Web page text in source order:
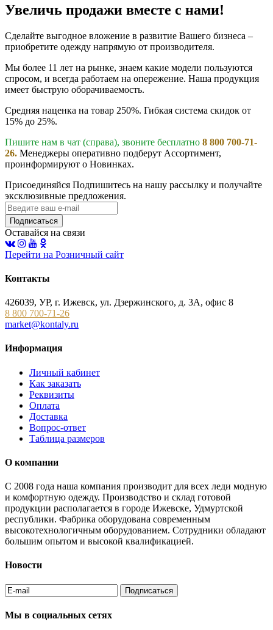
Увеличь продажи вместе с нами!
Сделайте выгодное вложение в развитие Вашего бизнеса –
приобретите одежду напрямую от производителя.
Мы более 11 лет на рынке, знаем какие модели пользуются
спросом, и всегда работаем на опережение. Наша продукция
имеет быструю оборачиваемость.
Средняя наценка на товар 250%. Гибкая система скидок от
15% до 25%.
Пишите нам в чат (справа), звоните бесплатно 8 800 700-71-
26. Менеджеры оперативно подберут Ассортимент,
проинформируют о Новинках.
Присоединяйся Подпишитесь на нашу рассылку и получайте
эксклюзивные предложения.
Подписаться
Оставайся на связи
Перейти на Розничный сайт
Контакты
426039, УР, г. Ижевск, ул. Дзержинского, д. 3А, офис 8
8 800 700-71-26
market@kontaly.ru
Информация
Личный кабинет
Как заказать
Реквизиты
Оплата
Доставка
Вопрос-ответ
Таблица размеров
О компании
С 2008 года наша компания производит для всех леди модную
и комфортную одежду. Производство и склад готовой
продукции располагается в городе Ижевске, Удмуртской
республики. Фабрика оборудована современным
высокотехнологичным оборудованием. Сотрудники обладают
большим опытом и высокой квалификацией.
Новости
Мы в социальных сетях